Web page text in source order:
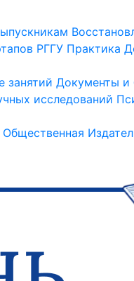
РГГУ Практика
занятий Документы и
исследований
Общественная